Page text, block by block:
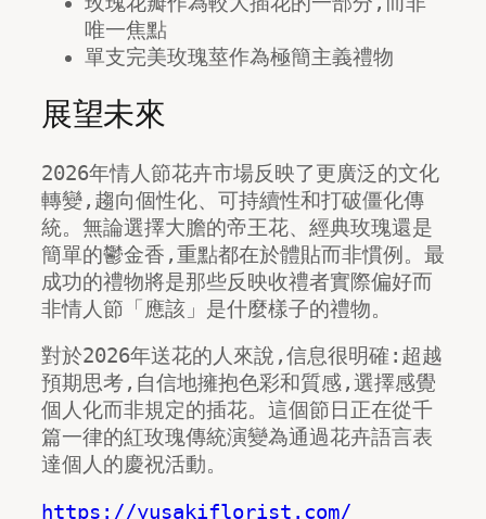
唯一焦點
單支完美玫瑰莖作為極簡主義禮物
展望未來
2026年情人節花卉市場反映了更廣泛的文化
轉變,趨向個性化、可持續性和打破僵化傳
統。無論選擇大膽的帝王花、經典玫瑰還是
簡單的鬱金香,重點都在於體貼而非慣例。最
成功的禮物將是那些反映收禮者實際偏好而
非情人節「應該」是什麼樣子的禮物。
對於2026年送花的人來說,信息很明確:超越
預期思考,自信地擁抱色彩和質感,選擇感覺
個人化而非規定的插花。這個節日正在從千
篇一律的紅玫瑰傳統演變為通過花卉語言表
達個人的慶祝活動。
https://yusakiflorist.com/